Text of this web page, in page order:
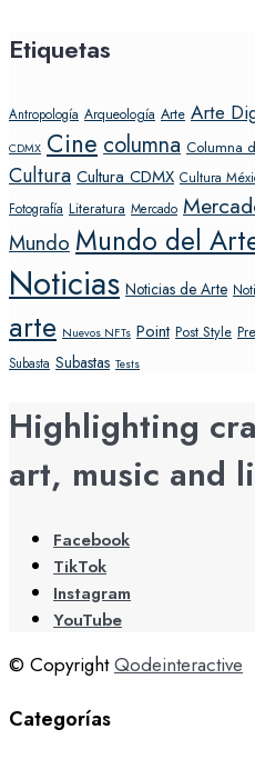
Etiquetas
Antropología Arqueología Arte Arte
CDMX Cine columna Columna
Cultura Cultura CDMX Cultura
Fotografía Literatura Mercado
Mundo Mundo del
Noticias Noticias de Arte
arte Nuevos NFTs Point Post Style
Subasta Subastas Tests
Highlighting
art, music and
Facebook
TikTok
Instagram
YouTube
© CopyrightQodeinteractive
Categorías